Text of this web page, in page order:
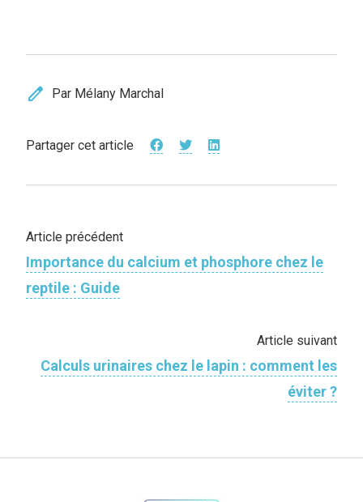
edit Par Mélany Marchal
Partager cet article
Article précédent
Importance du calcium et phosphore chez le
reptile : Guide
Article suivant
Calculs urinaires chez le lapin : comment les
éviter ?